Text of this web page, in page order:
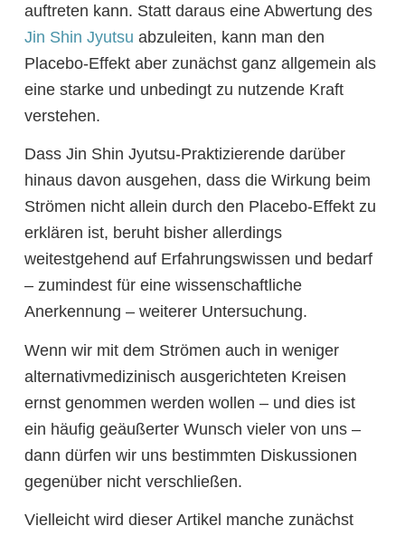
auftreten kann. Statt daraus eine Abwertung des
Jin Shin Jyutsu abzuleiten, kann man den
Placebo-Effekt aber zunächst ganz allgemein als
eine starke und unbedingt zu nutzende Kraft
verstehen.
Dass Jin Shin Jyutsu-Praktizierende darüber
hinaus davon ausgehen, dass die Wirkung beim
Strömen nicht allein durch den Placebo-Effekt zu
erklären ist, beruht bisher allerdings
weitestgehend auf Erfahrungswissen und bedarf
– zumindest für eine wissenschaftliche
Anerkennung – weiterer Untersuchung.
Wenn wir mit dem Strömen auch in weniger
alternativmedizinisch ausgerichteten Kreisen
ernst genommen werden wollen – und dies ist
ein häufig geäußerter Wunsch vieler von uns –
dann dürfen wir uns bestimmten Diskussionen
gegenüber nicht verschließen.
Vielleicht wird dieser Artikel manche zunächst